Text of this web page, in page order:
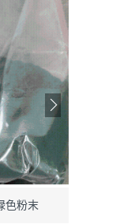
电池级二氧化锰 90%粉末